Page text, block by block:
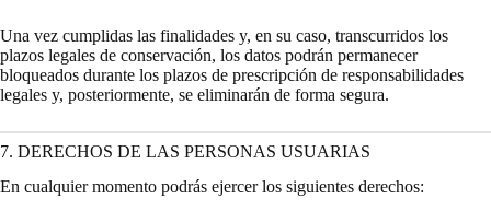
Una vez cumplidas las finalidades y, en su caso, transcurridos los
plazos legales de conservación, los datos podrán permanecer
bloqueados durante los plazos de prescripción de responsabilidades
legales y, posteriormente, se eliminarán de forma segura.
7. DERECHOS DE LAS PERSONAS USUARIAS
En cualquier momento podrás ejercer los siguientes derechos: